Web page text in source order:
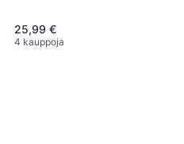
25,99 €
4 kauppoja